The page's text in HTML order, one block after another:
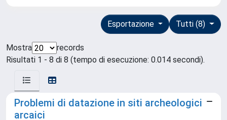
Tutti (8)
Esportazione
Mostra
records
Risultati 1 - 8 di 8 (tempo di esecuzione: 0.014 secondi).
Problemi di datazione in siti archeologici
arcaici